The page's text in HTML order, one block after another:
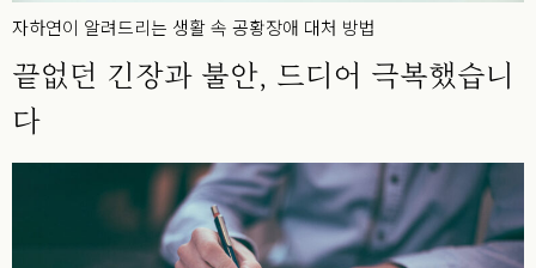
자하연이 알려드리는 생활 속 공황장애 대처 방법
끝없던 긴장과 불안, 드디어 극복했습니
다